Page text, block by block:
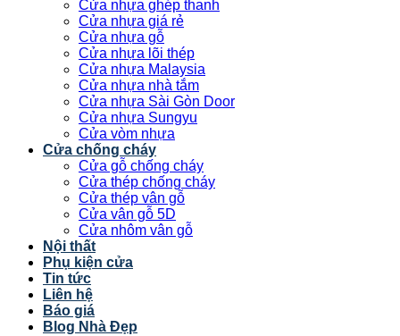
Cửa nhựa ghép thanh
Cửa nhựa giá rẻ
Cửa nhựa gỗ
Cửa nhựa lõi thép
Cửa nhựa Malaysia
Cửa nhựa nhà tắm
Cửa nhựa Sài Gòn Door
Cửa nhựa Sungyu
Cửa vòm nhựa
Cửa chống cháy
Cửa gỗ chống cháy
Cửa thép chống cháy
Cửa thép vân gỗ
Cửa vân gỗ 5D
Cửa nhôm vân gỗ
Nội thất
Phụ kiện cửa
Tin tức
Liên hệ
Báo giá
Blog Nhà Đẹp